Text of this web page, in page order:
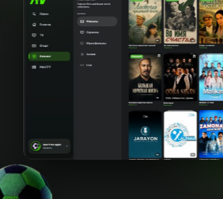
Эрик Дэйн
Кэтлин
Робертсон
Джим
Торберн
Aktyor
boshqa ishlari